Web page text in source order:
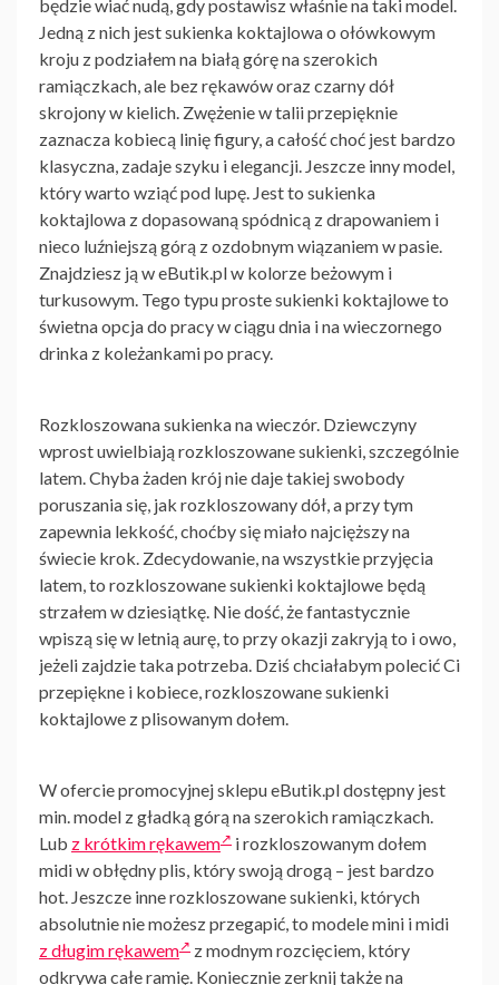
będzie wiać nudą, gdy postawisz właśnie na taki model.
Jedną z nich jest sukienka koktajlowa o ołówkowym
kroju z podziałem na białą górę na szerokich
ramiączkach, ale bez rękawów oraz czarny dół
skrojony w kielich. Zwężenie w talii przepięknie
zaznacza kobiecą linię figury, a całość choć jest bardzo
klasyczna, zadaje szyku i elegancji. Jeszcze inny model,
który warto wziąć pod lupę. Jest to sukienka
koktajlowa z dopasowaną spódnicą z drapowaniem i
nieco luźniejszą górą z ozdobnym wiązaniem w pasie.
Znajdziesz ją w eButik.pl w kolorze beżowym i
turkusowym. Tego typu proste sukienki koktajlowe to
świetna opcja do pracy w ciągu dnia i na wieczornego
drinka z koleżankami po pracy.
Rozkloszowana sukienka na wieczór. Dziewczyny
wprost uwielbiają rozkloszowane sukienki, szczególnie
latem. Chyba żaden krój nie daje takiej swobody
poruszania się, jak rozkloszowany dół, a przy tym
zapewnia lekkość, choćby się miało najcięższy na
świecie krok. Zdecydowanie, na wszystkie przyjęcia
latem, to rozkloszowane sukienki koktajlowe będą
strzałem w dziesiątkę. Nie dość, że fantastycznie
wpiszą się w letnią aurę, to przy okazji zakryją to i owo,
jeżeli zajdzie taka potrzeba. Dziś chciałabym polecić Ci
przepiękne i kobiece, rozkloszowane sukienki
koktajlowe z plisowanym dołem.
W ofercie promocyjnej sklepu eButik.pl dostępny jest
min. model z gładką górą na szerokich ramiączkach.
Lub z krótkim rękawem
i rozkloszowanym dołem
midi w obłędny plis, który swoją drogą – jest bardzo
hot. Jeszcze inne rozkloszowane sukienki, których
absolutnie nie możesz przegapić, to modele mini i midi
z długim rękawem
z modnym rozcięciem, który
odkrywa całe ramię. Koniecznie zerknij także na